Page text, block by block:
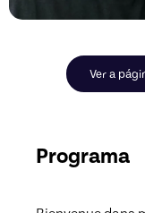
Ver a
Programa